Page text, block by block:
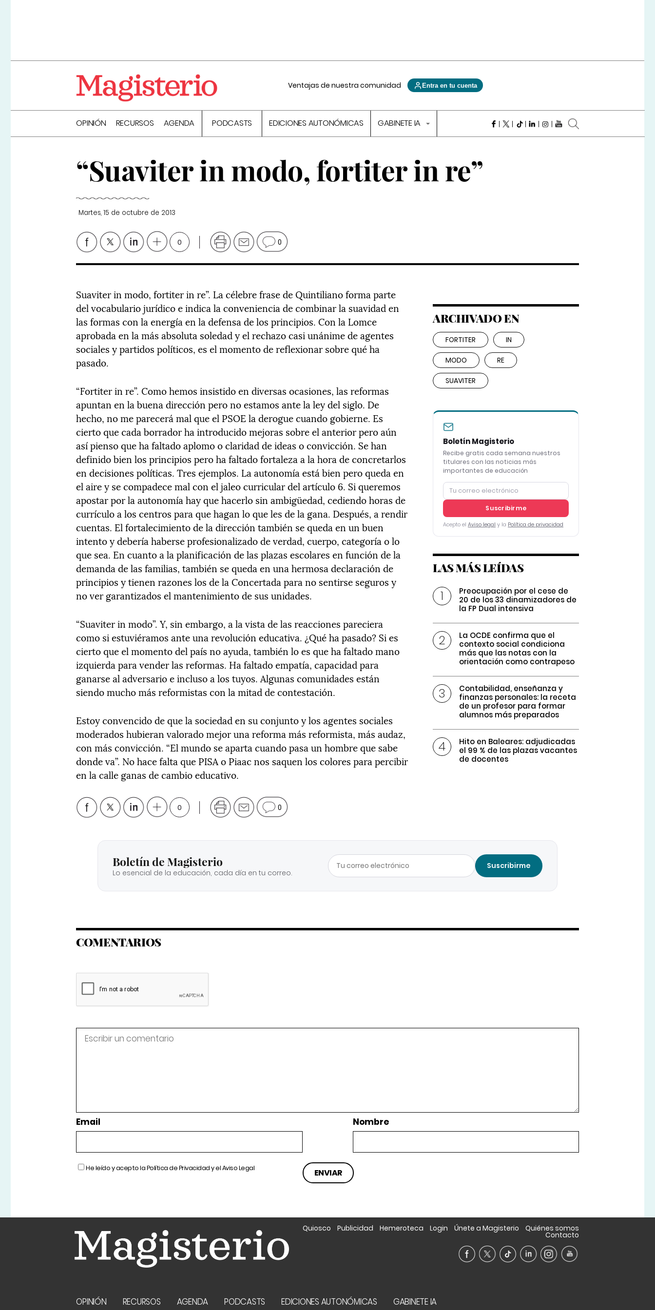
Ventajas de nuestra comunidad Entra en tu cuenta
OPINIÓN RECURSOS AGENDA PODCASTS EDICIONES AUTONÓMICAS GABINETE IA
“Suaviter in modo, fortiter in re”
Martes, 15 de octubre de 2013
0 0
Suaviter in modo, fortiter in re”. La célebre frase de Quintiliano forma parte
del vocabulario jurídico e indica la conveniencia de combinar la suavidad en
las formas con la energía en la defensa de los principios. Con la Lomce
aprobada en la más absoluta soledad y el rechazo casi unánime de agentes
sociales y partidos políticos, es el momento de reflexionar sobre qué ha
pasado.
“Fortiter in re”. Como hemos insistido en diversas ocasiones, las reformas
apuntan en la buena dirección pero no estamos ante la ley del siglo. De
hecho, no me parecerá mal que el PSOE la derogue cuando gobierne. Es
cierto que cada borrador ha introducido mejoras sobre el anterior pero aún
así pienso que ha faltado aplomo o claridad de ideas o convicción. Se han
definido bien los principios pero ha faltado fortaleza a la hora de concretarlos
en decisiones políticas. Tres ejemplos. La autonomía está bien pero queda en
el aire y se compadece mal con el jaleo curricular del artículo 6. Si queremos
apostar por la autonomía hay que hacerlo sin ambigüedad, cediendo horas de
currículo a los centros para que hagan lo que les de la gana. Después, a rendir
cuentas. El fortalecimiento de la dirección también se queda en un buen
intento y debería haberse profesionalizado de verdad, cuerpo, categoría o lo
que sea. En cuanto a la planificación de las plazas escolares en función de la
demanda de las familias, también se queda en una hermosa declaración de
principios y tienen razones los de la Concertada para no sentirse seguros y
no ver garantizados el mantenimiento de sus unidades.
“Suaviter in modo”. Y, sin embargo, a la vista de las reacciones pareciera
como si estuviéramos ante una revolución educativa. ¿Qué ha pasado? Si es
cierto que el momento del país no ayuda, también lo es que ha faltado mano
izquierda para vender las reformas. Ha faltado empatía, capacidad para
ganarse al adversario e incluso a los tuyos. Algunas comunidades están
siendo mucho más reformistas con la mitad de contestación.
Estoy convencido de que la sociedad en su conjunto y los agentes sociales
moderados hubieran valorado mejor una reforma más reformista, más audaz,
con más convicción. “El mundo se aparta cuando pasa un hombre que sabe
donde va”. No hace falta que PISA o Piaac nos saquen los colores para percibir
en la calle ganas de cambio educativo.
0 0
ARCHIVADO EN
FORTITER IN
MODO RE
SUAVITER
Boletín Magisterio
Recibe gratis cada semana nuestros
titulares con las noticias más
importantes de educación
Suscribirme
Acepto el Aviso legal y la Política de privacidad
LAS MÁS LEÍDAS
Preocupación por el cese de
20 de los 33 dinamizadores de
la FP Dual intensiva
La OCDE confirma que el
contexto social condiciona
más que las notas con la
orientación como contrapeso
Contabilidad, enseñanza y
finanzas personales: la receta
de un profesor para formar
alumnos más preparados
Hito en Baleares: adjudicadas
el 99 % de las plazas vacantes
de docentes
Boletín de Magisterio
Lo esencial de la educación, cada día en tu correo.
Suscribirme
COMENTARIOS
Email Nombre
He leído y acepto laPolítica de Privacidady elAviso Legal
Quiosco Publicidad Hemeroteca Login Únete a Magisterio Quiénes somos
Contacto
OPINIÓN RECURSOS AGENDA PODCASTS EDICIONES AUTONÓMICAS GABINETE IA